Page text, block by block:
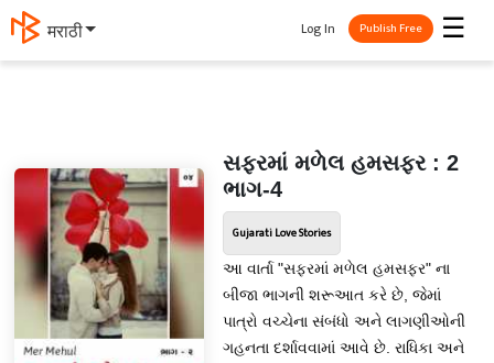
मराठी ☰
Log In Publish Free
સફરમાં મળેલ હમસફર : 2
ભાગ-4
Gujarati Love Stories
આ વાર્તા "સફરમાં મળેલ હમસફર" ના
બીજા ભાગની શરૂઆત કરે છે, જેમાં
પાત્રો વચ્ચેના સંબંધો અને લાગણીઓની
ગહનતા દર્શાવવામાં આવે છે. રાધિકા અને